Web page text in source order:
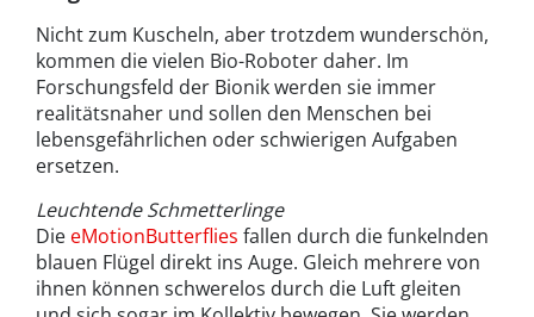
Nicht zum Kuscheln, aber trotzdem wunderschön,
kommen die vielen Bio-Roboter daher. Im
Forschungsfeld der Bionik werden sie immer
realitätsnaher und sollen den Menschen bei
lebensgefährlichen oder schwierigen Aufgaben
ersetzen.
Leuchtende Schmetterlinge
Die eMotionButterflies fallen durch die funkelnden
blauen Flügel direkt ins Auge. Gleich mehrere von
ihnen können schwerelos durch die Luft gleiten